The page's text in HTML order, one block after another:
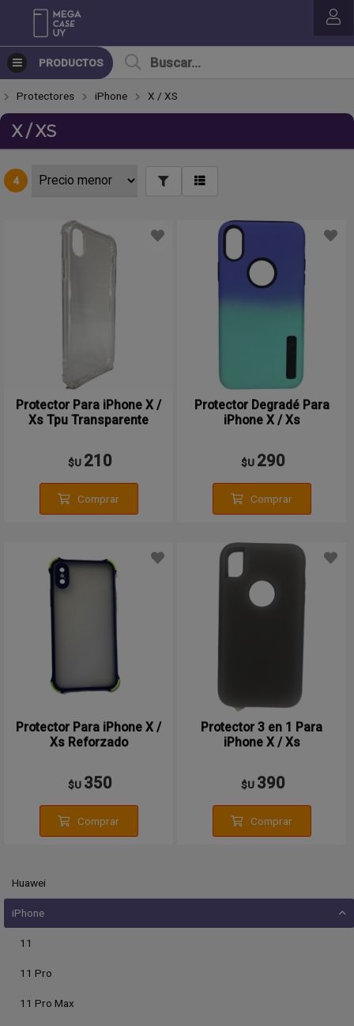
PRODUCTOS
Protectores iPhone X / XS
Huawei
iPhone
11
11 Pro
11 Pro Max
X / XS
4
Protector Para iPhone X /
Xs Tpu Transparente
$U 210
Comprar
Protector Degradé Para
iPhone X / Xs
$U 290
Comprar
Protector Para iPhone X /
Xs Reforzado
$U 350
Comprar
Protector 3 en 1 Para
iPhone X / Xs
$U 390
Comprar